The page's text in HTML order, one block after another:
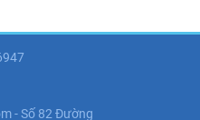
- Số 82 Đường